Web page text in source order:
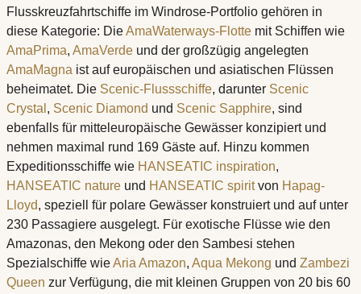
Flusskreuzfahrtschiffe im Windrose-Portfolio gehören in
diese Kategorie: DieAmaWaterways-Flotte mit Schiffen wie
AmaPrima, AmaVerde und der großzügig angelegten
AmaMagna ist auf europäischen und asiatischen Flüssen
beheimatet. Die Scenic-Flussschiffe, darunter Scenic
Crystal , Scenic Diamond und Scenic Sapphire, sind
ebenfalls für mitteleuropäische Gewässer konzipiert und
nehmen maximal rund 169 Gäste auf. Hinzu kommen
Expeditionsschiffe wie HANSEATIC inspiration,
HANSEATIC nature und HANSEATIC spiritvon Hapag-
Lloyd, speziell für polare Gewässer konstruiert und auf unter
230 Passagiere ausgelegt. Für exotische Flüsse wie den
Amazonas, den Mekong oder den Sambesi stehen
Spezialschiffe wieAria Amazon, Aqua Mekong und Zambezi
Queen zur Verfügung, die mit kleinen Gruppen von 20 bis 60